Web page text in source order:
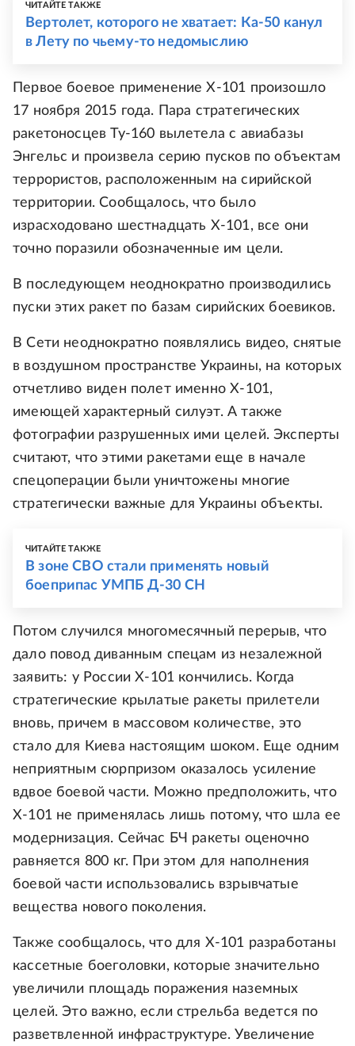
ЧИТАЙТЕ ТАКЖЕ
Вертолет, которого не хватает: Ка-50 канул
в Лету по чьему-то недомыслию
Первое боевое применение Х-101 произошло
17 ноября 2015 года. Пара стратегических
ракетоносцев Ту-160 вылетела с авиабазы
Энгельс и произвела серию пусков по объектам
террористов, расположенным на сирийской
территории. Сообщалось, что было
израсходовано шестнадцать Х-101, все они
точно поразили обозначенные им цели.
В последующем неоднократно производились
пуски этих ракет по базам сирийских боевиков.
В Сети неоднократно появлялись видео, снятые
в воздушном пространстве Украины, на которых
отчетливо виден полет именно Х-101,
имеющей характерный силуэт. А также
фотографии разрушенных ими целей. Эксперты
считают, что этими ракетами еще в начале
спецоперации были уничтожены многие
стратегически важные для Украины объекты.
ЧИТАЙТЕ ТАКЖЕ
В зоне СВО стали применять новый
боеприпас УМПБ Д-30 СН
Потом случился многомесячный перерыв, что
дало повод диванным спецам из незалежной
заявить: у России Х-101 кончились. Когда
стратегические крылатые ракеты прилетели
вновь, причем в массовом количестве, это
стало для Киева настоящим шоком. Еще одним
неприятным сюрпризом оказалось усиление
вдвое боевой части. Можно предположить, что
Х-101 не применялась лишь потому, что шла ее
модернизация. Сейчас БЧ ракеты оценочно
равняется 800 кг. При этом для наполнения
боевой части использовались взрывчатые
вещества нового поколения.
Также сообщалось, что для Х-101 разработаны
кассетные боеголовки, которые значительно
увеличили площадь поражения наземных
целей. Это важно, если стрельба ведется по
разветвленной инфраструктуре. Увеличение